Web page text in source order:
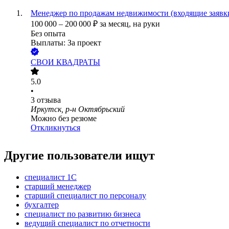
Менеджер по продажам недвижимости (входящие
100 000 – 200 000 ₽ за месяц, на руки
Без опыта
Выплаты: За проект
СВОИ КВАДРАТЫ
5.0
•
3 отзыва
Иркутск, р-н Октябрьский
Можно без резюме
Откликнуться
Другие пользователи ищут
специалист 1С
старший менеджер
старший специалист по персоналу
бухгалтер
специалист по развитию бизнеса
ведущий специалист по отчетности